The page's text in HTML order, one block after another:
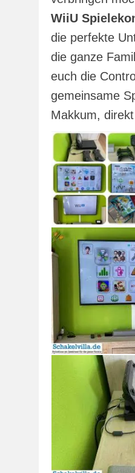
WiiU
die perfekte
die ganze
euch die
gemeinsame
Makkum,